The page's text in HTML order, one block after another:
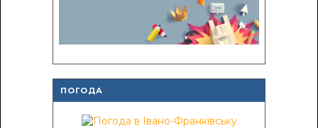
ПОГОДА